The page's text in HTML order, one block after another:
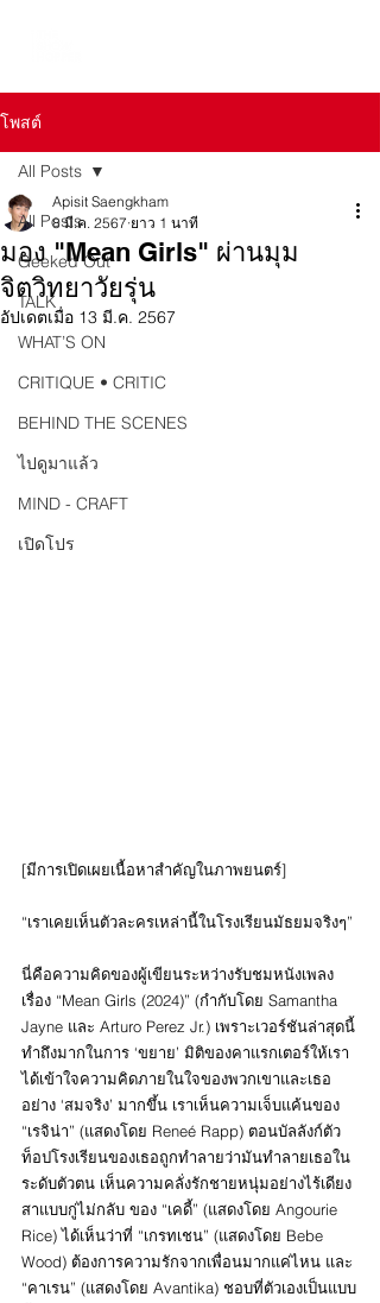
โพสต์
All Posts
Geeked Out
TALK
WHAT’S ON
CRITIQUE • CRITIC
BEHIND THE SCENES
ไปดูมาแล้ว
MIND - CRAFT
เปิดโปร
All Posts
มอง "Mean Girls" ผ่านมุม
จิตวิทยาวัยรุ่น
Apisit Saengkham
8 มี.ค. 2567 ยาว 1 นาที
อัปเดตเมื่อ 13 มี.ค. 2567
[มีการเปิดเผยเนื้อหาสำคัญในภาพยนตร์]
“เราเคยเห็นตัวละครเหล่านี้ในโรงเรียนมัธยมจริงๆ”
นี่คือความคิดของผู้เขียนระหว่างรับชมหนังเพลง
เรื่อง “Mean Girls (2024)” (กำกับโดย Samantha
Jayne และ Arturo Perez Jr.) เพราะเวอร์ชันล่าสุดนี้
ทำถึงมากในการ ‘ขยาย’ มิติของคาแรกเตอร์ให้เรา
ได้เข้าใจความคิดภายในใจของพวกเขาและเธอ
อย่าง ‘สมจริง’ มากขึ้น เราเห็นความเจ็บแค้นของ
“เรจิน่า” (แสดงโดย Reneé Rapp) ตอนบัลลังก์ตัว
ท็อปโรงเรียนของเธอถูกทำลายว่ามันทำลายเธอใน
ระดับตัวตน เห็นความคลั่งรักชายหนุ่มอย่างไร้เดียง
สาแบบกู่ไม่กลับ ของ “เคดี้” (แสดงโดย Angourie
Rice) ได้เห็นว่าที่ “เกรทเชน” (แสดงโดย Bebe
Wood) ต้องการความรักจากเพื่อนมากแค่ไหน และ
“คาเรน” (แสดงโดย Avantika) ชอบที่ตัวเองเป็นแบบ